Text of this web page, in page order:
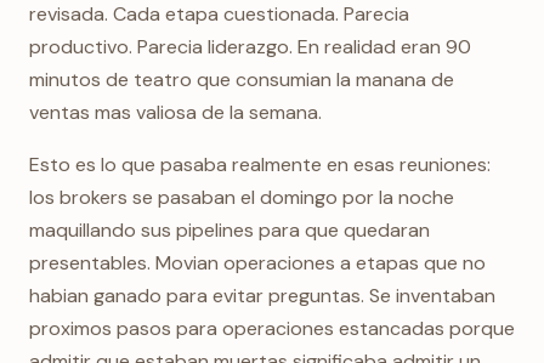
revisada. Cada etapa cuestionada. Parecia
productivo. Parecia liderazgo. En realidad eran 90
minutos de teatro que consumian la manana de
ventas mas valiosa de la semana.
Esto es lo que pasaba realmente en esas reuniones:
los brokers se pasaban el domingo por la noche
maquillando sus pipelines para que quedaran
presentables. Movian operaciones a etapas que no
habian ganado para evitar preguntas. Se inventaban
proximos pasos para operaciones estancadas porque